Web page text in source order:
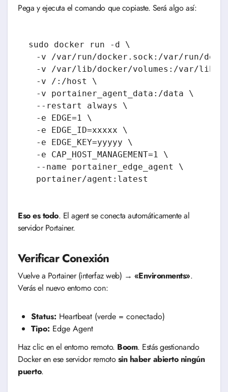
Pega y ejecuta el comando que copiaste. Será algo así:
sudo docker run -d \
-v /var/run/docker.sock:/var/run/
-v /var/lib/docker/volumes:/var/lib/
  -v /:/host \
  -v portainer_agent_data:/data \
  --restart always \
  -e EDGE=1 \
  -e EDGE_ID=xxxxx \
  -e EDGE_KEY=yyyyy \
  -e CAP_HOST_MANAGEMENT=1 \
  --name portainer_edge_agent \
Eso es todo. El agent se conecta automáticamente al
servidor Portainer.
Verificar Conexión
Vuelve a Portainer (interfaz web) → «Environments».
Verás el nuevo entorno con:
Status: Heartbeat (verde = conectado)
Tipo: Edge Agent
Haz clic en el entorno remoto. Boom. Estás gestionando
Docker en ese servidor remotosin haber abierto ningún
puerto.